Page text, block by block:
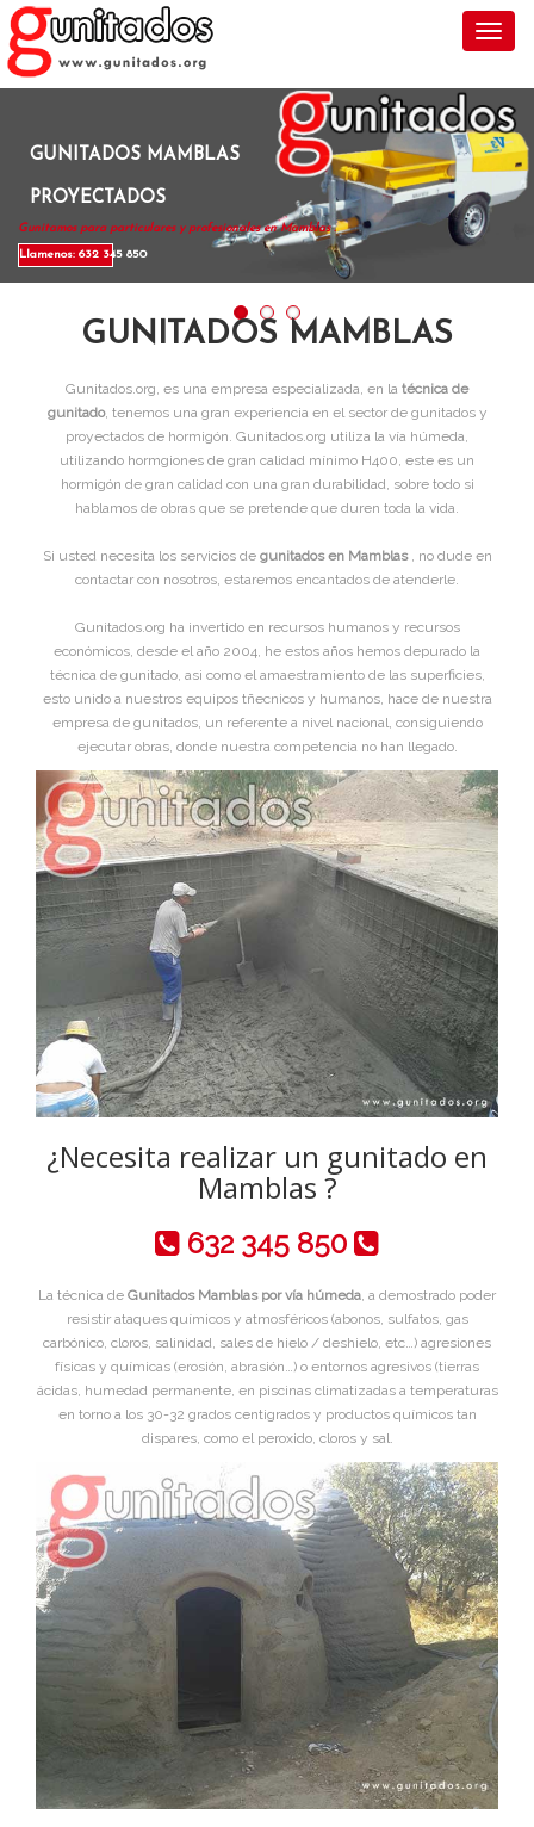
GUNITADOS MAMBLAS
PROYECTADOS
Gunitamos para particulares y profesionales en Mamblas .
Llamenos: 632 345 850
GUNITADOS MAMBLAS
Gunitados.org, es una empresa especializada, en la técnica de
gunitado, tenemos una gran experiencia en el sector de gunitados y
proyectados de hormigón. Gunitados.org utiliza la vía húmeda,
utilizando hormgiones de gran calidad mínimo H400, este es un
hormigón de gran calidad con una gran durabilidad, sobre todo si
hablamos de obras que se pretende que duren toda la vida.
Si usted necesita los servicios de gunitados en Mamblas , no dude en
contactar con nosotros, estaremos encantados de atenderle.
Gunitados.org ha invertido en recursos humanos y recursos
económicos, desde el año 2004, he estos años hemos depurado la
técnica de gunitado, asi como el amaestramiento de las superficies,
esto unido a nuestros equipos tñecnicos y humanos, hace de nuestra
empresa de gunitados, un referente a nivel nacional, consiguiendo
ejecutar obras, donde nuestra competencia no han llegado.
¿Necesita realizar un gunitado en
Mamblas ?
632 345 850
La técnica de Gunitados Mamblas por vía húmeda, a demostrado poder
resistir ataques químicos y atmosféricos (abonos, sulfatos, gas
carbónico, cloros, salinidad, sales de hielo / deshielo, etc…) agresiones
físicas y químicas (erosión, abrasión…) o entornos agresivos (tierras
ácidas, humedad permanente, en piscinas climatizadas a temperaturas
en torno a los 30-32 grados centigrados y productos químicos tan
dispares, como el peroxido, cloros y sal.